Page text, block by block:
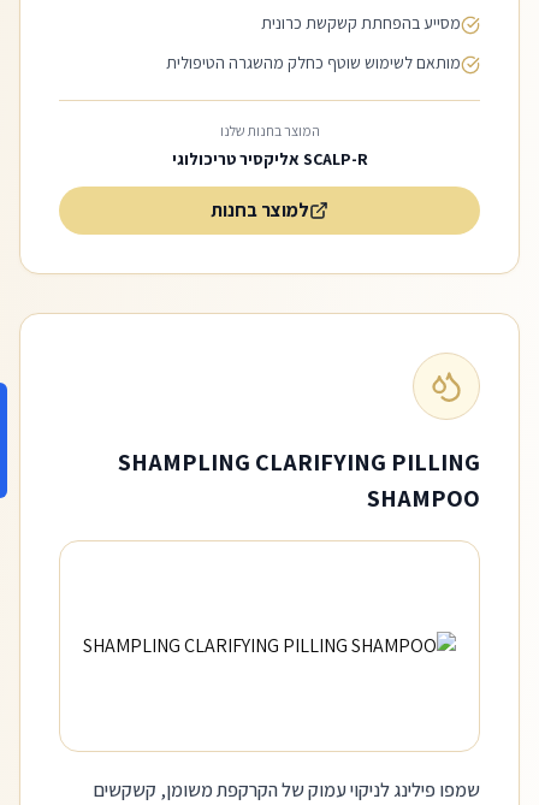
מסייע בהפחתת קשקשת כרונית
מותאם לשימוש שוטף כחלק מהשגרה הטיפולית
המוצר בחנות שלנו
SCALP-R אליקסיר טריכולוגי
למוצר בחנות
SHAMPLING CLARIFYING PILLING
SHAMPOO
שמפו פילינג לניקוי עמוק של הקרקפת משומן, קשקשים